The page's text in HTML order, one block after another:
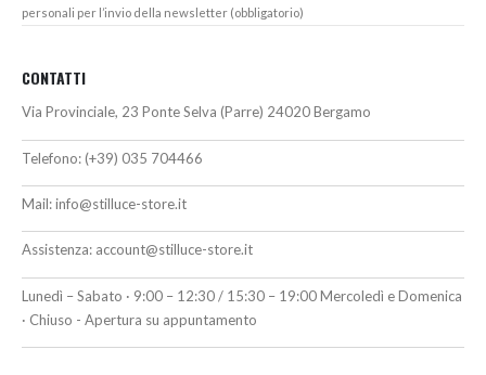
personali per l’invio della newsletter (obbligatorio)
CONTATTI
Via Provinciale, 23 Ponte Selva (Parre) 24020 Bergamo
Telefono: (+39) 035 704466
Mail:info@stilluce-store.it
Assistenza: account@stilluce-store.it
Lunedì – Sabato · 9:00 – 12:30 / 15:30 – 19:00 Mercoledì e Domenica
· Chiuso - Apertura su appuntamento